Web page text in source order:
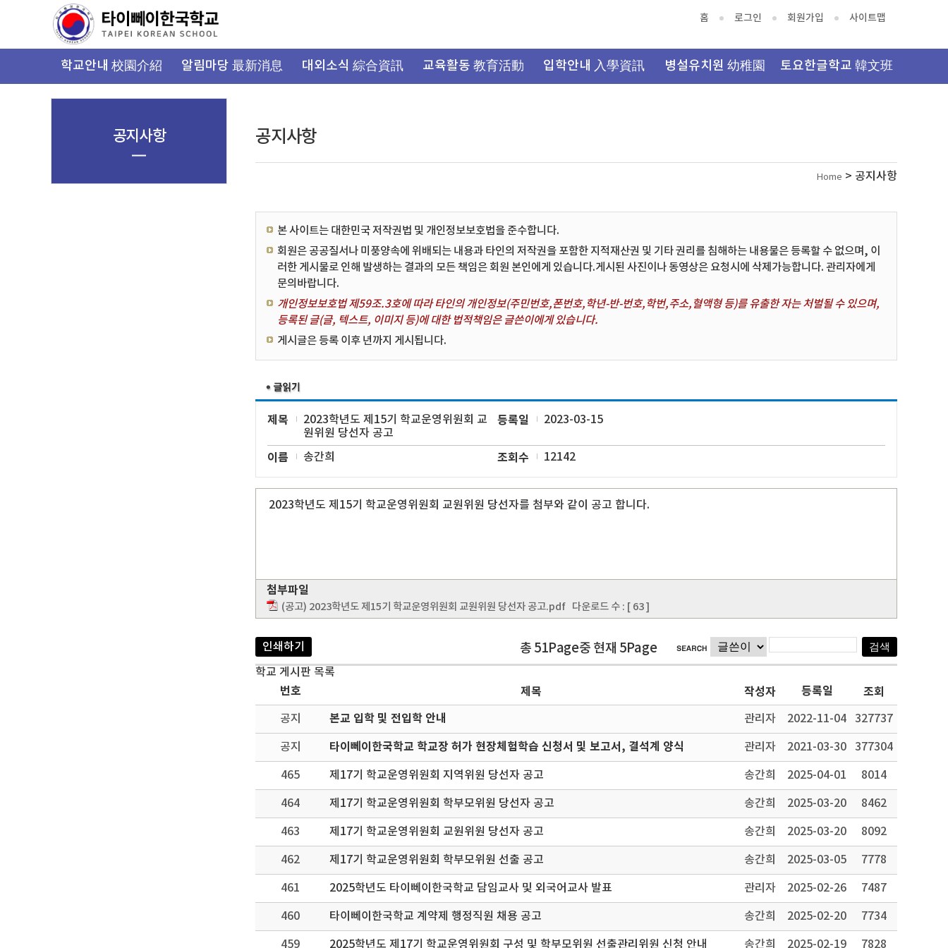
뉴
홈 로그인 회원가입 사이트맵
학교안내 校園介紹 알림마당 最新消息 대외소식 綜合資訊 교육활동 教育活動 입학안내 入學資訊 병설유치원 幼稚園 토요한글학교 韓文班
공지사항
Home > 공지사항
본 사이트는 대한민국 저작권법 및 개인정보보호법을 준수합니다.
회원은 공공질서나 미풍양속에 위배되는 내용과 타인의 저작권을 포함한 지적재산권 및 기타 권리를 침해하는 내용물은 등록할 수 없으며, 이
러한 게시물로 인해 발생하는 결과의 모든 책임은 회원 본인에게 있습니다.게시된 사진이나 동영상은 요청시에 삭제가능합니다. 관리자에게
문의바랍니다.
개인정보보호법 제59조.3호에 따라 타인의 개인정보(주민번호,폰번호,학년-반-번호,학번,주소,혈액형 등)를 유출한 자는 처벌될 수 있으며,
등록된 글(글, 텍스트, 이미지 등)에 대한 법적책임은 글쓴이에게 있습니다.
게시글은 등록 이후 년까지 게시됩니다.
제목
2023학년도 제15기 학교운영위원회 교
원위원 당선자 공고
등록일 2023-03-15
이름 송간희 조회수 12142
2023학년도 제15기 학교운영위원회 교원위원 당선자를 첨부와 같이 공고 합니다.
첨부파일
(공고) 2023학년도 제15기 학교운영위원회 교원위원 당선자 공고.pdf 다운로드 수 : [ 63 ]
인쇄하기 총 51Page중 현재 5Page
학교 게시판 목록
번호 제목 작성자 등록일 조회
공지 본교 입학 및 전입학 안내 관리자 2022-11-04 327737
공지 타이뻬이한국학교 학교장 허가 현장체험학습 신청서 및 보고서, 결석계 양식 관리자 2021-03-30 377304
465 제17기 학교운영위원회 지역위원 당선자 공고 송간희 2025-04-01 8014
464 제17기 학교운영위원회 학부모위원 당선자 공고 송간희 2025-03-20 8462
463 제17기 학교운영위원회 교원위원 당선자 공고 송간희 2025-03-20 8092
462 제17기 학교운영위원회 학부모위원 선출 공고 송간희 2025-03-05 7778
461 2025학년도 타이뻬이한국학교 담임교사 및 외국어교사 발표 관리자 2025-02-26 7487
460 타이뻬이한국학교 계약제 행정직원 채용 공고 송간희 2025-02-20 7734
459 2025학년도 제17기 학교운영위원회 구성 및 학부모위원 선출관리위원 신청 안내 송간희 2025-02-19 7828
공지사항